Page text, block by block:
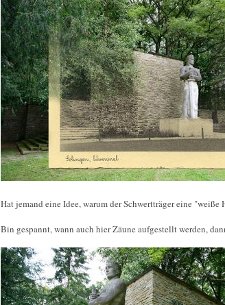
Hat jemand eine Idee, warum der Schwertträger eine "weiße
Bin gespannt, wann auch hier Zäune aufgestellt werden,